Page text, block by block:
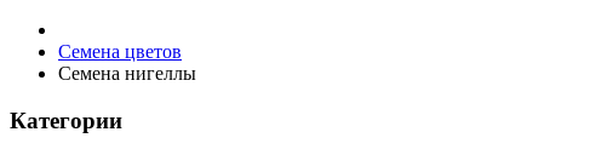
Семена цветов
Семена нигеллы
Категории